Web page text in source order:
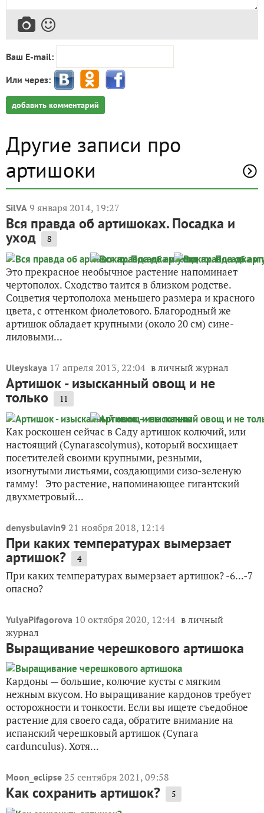
Ваш E-mail:
Или через:
добавить комментарий
Другие записи про
артишоки
SilVA 9 января 2014, 19:27
Вся правда об артишоках. Посадка и
уход 8
Это прекрасное необычное растение напоминает
чертополох. Сходство таится в близком родстве.
Соцветия чертополоха меньшего размера и красного
цвета, с оттенком фиолетового. Благородный же
артишок обладает крупными (около 20 см) сине-
лиловыми...
Uleyskaya 17 апреля 2013, 22:04 в личный журнал
Артишок - изысканный овощ и не
только 11
Как роскошен сейчас в Саду артишок колючий, или
настоящий (Cynarascolymus), который восхищает
посетителей своими крупными, резными,
изогнутыми листьями, создающими сизо-зеленую
гамму! Это растение, напоминающее гигантский
двухметровый...
denysbulavin9 21 ноября 2018, 12:14
При каких температурах вымерзает
артишок? 4
При каких температурах вымерзает артишок? -6...-7
опасно?
YulyaPifagorova 10 октября 2020, 12:44 в личный
журнал
Выращивание черешкового артишока
Кардоны — большие, колючие кусты с мягким
нежным вкусом. Но выращивание кардонов требует
осторожности и тонкости. Если вы ищете съедобное
растение для своего сада, обратите внимание на
испанский черешковый артишок (Cynara
cardunculus). Хотя...
Moon_eclipse 25 сентября 2021, 09:58
Как сохранить артишок? 5